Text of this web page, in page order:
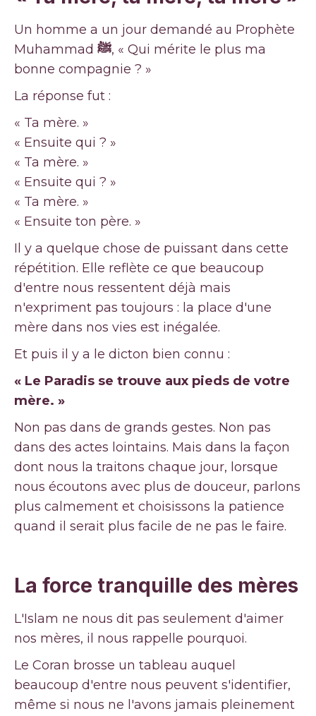
Un homme a un jour demandé au Prophète
Muhammad ﷺ, « Qui mérite le plus ma
bonne compagnie ? »
La réponse fut :
« Ta mère. »
« Ensuite qui ? »
« Ta mère. »
« Ensuite qui ? »
« Ta mère. »
« Ensuite ton père. »
Il y a quelque chose de puissant dans cette
répétition. Elle reflète ce que beaucoup
d'entre nous ressentent déjà mais
n'expriment pas toujours : la place d'une
mère dans nos vies est inégalée.
Et puis il y a le dicton bien connu :
« Le Paradis se trouve aux pieds de votre
mère. »
Non pas dans de grands gestes. Non pas
dans des actes lointains. Mais dans la façon
dont nous la traitons chaque jour, lorsque
nous écoutons avec plus de douceur, parlons
plus calmement et choisissons la patience
quand il serait plus facile de ne pas le faire.
La force tranquille des mères
L'Islam ne nous dit pas seulement d'aimer
nos mères, il nous rappelle pourquoi.
Le Coran brosse un tableau auquel
beaucoup d'entre nous peuvent s'identifier,
même si nous ne l'avons jamais pleinement